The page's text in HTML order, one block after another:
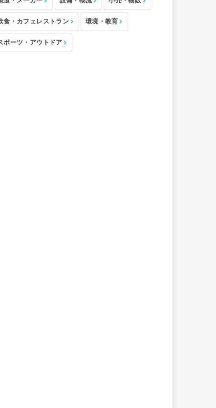
食・カフェレストラン 環境・教育
ポーツ・アウトドア